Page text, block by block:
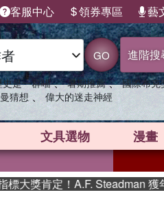
客服中心 領券專區 藝
GO 進階搜
是一群喵 、 暑期推薦 、 國際布克
猜想 、 偉大的迷走神經
文具選物 漫畫
大獎肯定！A.F. Steadman 獲年